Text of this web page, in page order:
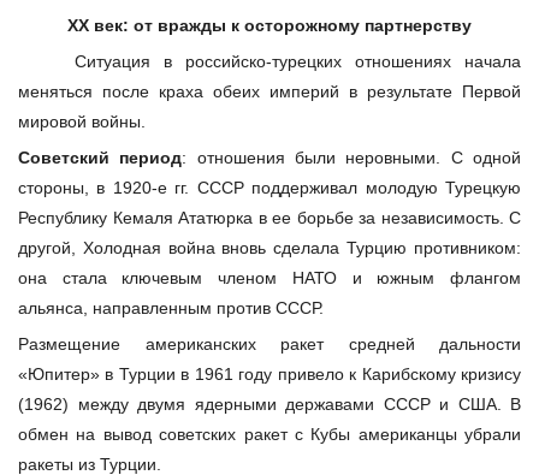
XX век: от вражды к осторожному партнерству
Ситуация в российско-турецких отношениях начала
меняться после краха обеих империй в результате Первой
мировой войны.
Советский период: отношения были неровными. С одной
стороны, в 1920-е гг. СССР поддерживал молодую Турецкую
Республику Кемаля Ататюрка в ее борьбе за независимость. С
другой, Холодная война вновь сделала Турцию противником:
она стала ключевым членом НАТО и южным флангом
альянса, направленным против СССР.
Размещение американских ракет средней дальности
«Юпитер» в Турции в 1961 году привело к Карибскому кризису
(1962) между двумя ядерными державами СССР и США. В
обмен на вывод советских ракет с Кубы американцы убрали
ракеты из Турции.